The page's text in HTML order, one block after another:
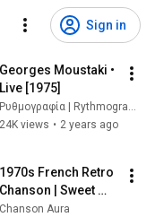
Sign in
Georges Moustaki •
Live [1975]
Ρυθμογραφία | Rythmography
24K views • 2 years ago
1970s French Retro
Chanson | Sweet
Romance & Tender
Chanson Aura